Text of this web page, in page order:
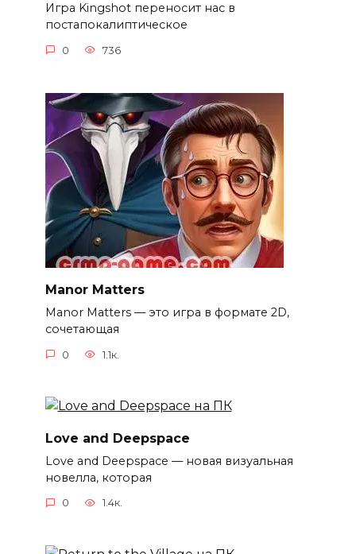
Игра Kingshot переносит нас в
постапокалиптическое
0 736
Manor Matters
Manor Matters — это игра в формате 2D,
сочетающая
0 1.1к.
Love and Deepspace
Love and Deepspace — новая визуальная
новелла, которая
0 1.4к.